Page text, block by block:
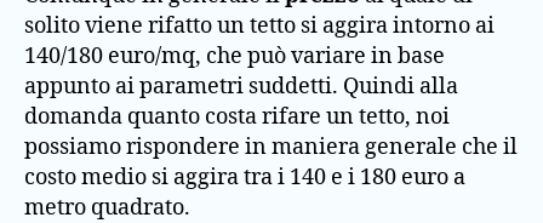
solito viene rifatto un tetto si aggira intorno ai
140/180 euro/mq, che può variare in base
appunto ai parametri suddetti. Quindi alla
domanda quanto costa rifare un tetto, noi
possiamo rispondere in maniera generale che il
costo medio si aggira tra i 140 e i 180 euro a
metro quadrato.